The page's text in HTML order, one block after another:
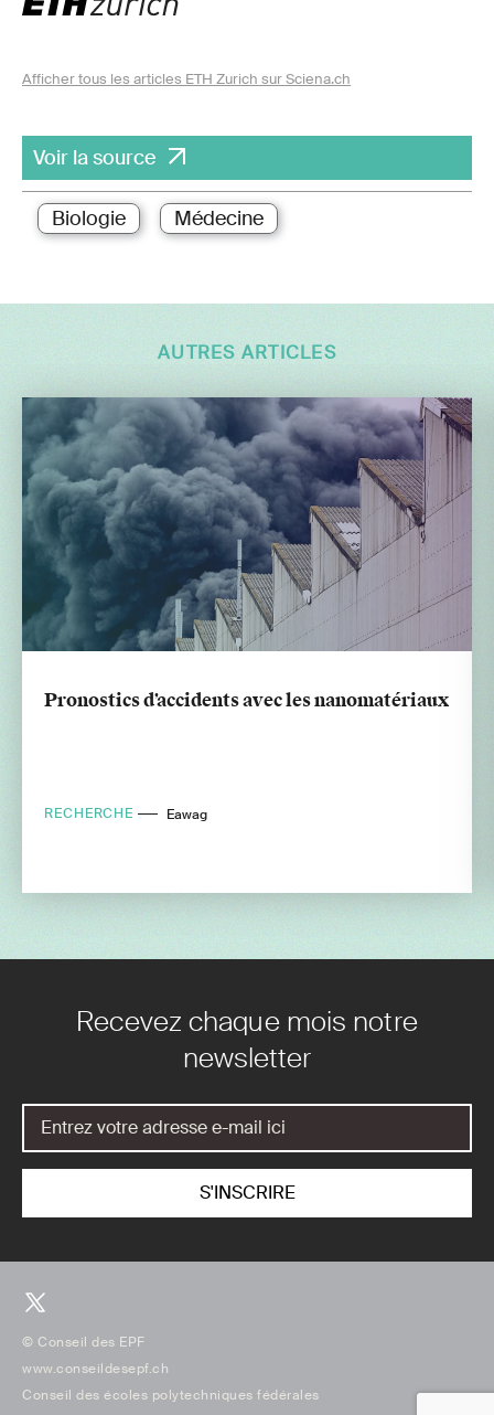
Afficher tous les articles ETH Zurich sur Sciena.ch
Voir la source
Biologie Médecine
AUTRES ARTICLES
Pronostics d’accidents avec les nanomatériaux
RECHERCHE Eawag
Recevez chaque mois notre
newsletter
© Conseil des EPF
www.conseildesepf.ch
Conseil des écoles polytechniques fédérales